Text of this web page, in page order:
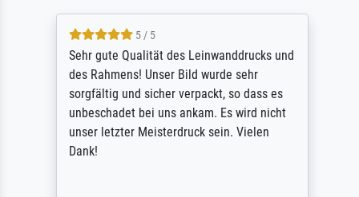
5 / 5
Sehr gute Qualität des Leinwanddrucks und
des Rahmens! Unser Bild wurde sehr
sorgfältig und sicher verpackt, so dass es
unbeschadet bei uns ankam. Es wird nicht
unser letzter Meisterdruck sein. Vielen
Dank!